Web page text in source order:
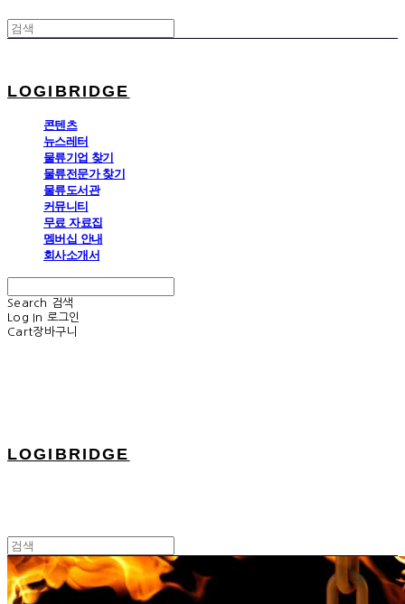
LOGIBRIDGE
콘텐츠
뉴스레터
물류기업 찾기
물류전문가 찾기
물류도서관
커뮤니티
무료 자료집
멤버십 안내
회사소개서
Search
검색
Log In 로그인
Cart장바구니
LOGIBRIDGE